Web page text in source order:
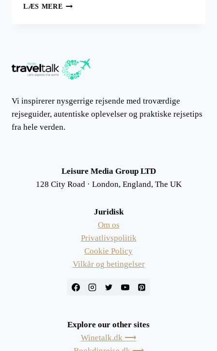
LÆS MERE REJSEN
Vi inspirerer nysgerrige rejsende med troværdige
rejseguider, autentiske oplevelser og praktiske rejsetips
fra hele verden.
Leisure Media Group LTD
128 City Road · London, England, The UK
Juridisk
Om os
Privatlivspolitik
Cookie Policy
Vilkår og betingelser
Explore our other sites
Winetalk.dk ⟶